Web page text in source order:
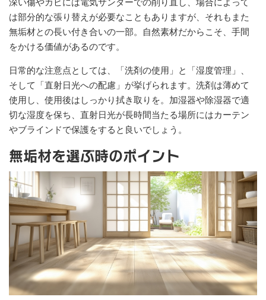
は部分的な張り替えが必要なこともありますが、それもまた
無垢材との長い付き合いの一部。自然素材だからこそ、手間
をかける価値があるのです。
日常的な注意点としては、「洗剤の使用」と「湿度管理」、
そして「直射日光への配慮」が挙げられます。洗剤は薄めて
使用し、使用後はしっかり拭き取りを。加湿器や除湿器で適
切な湿度を保ち、直射日光が長時間当たる場所にはカーテン
やブラインドで保護をすると良いでしょう。
無垢材を選ぶ時のポイント